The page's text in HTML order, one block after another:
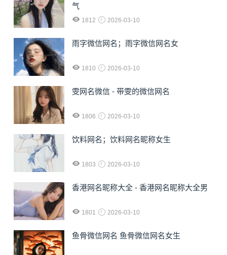
气
1812 2026-03-10
雨字微信网名；雨字微信网名女
1810 2026-03-10
雯网名微信 - 带雯的微信网名
1806 2026-03-10
饮料网名；饮料网名昵称女生
1803 2026-03-10
香港网名昵称大全 - 香港网名昵称大全男
1801 2026-03-10
鱼骨微信网名 鱼骨微信网名女生